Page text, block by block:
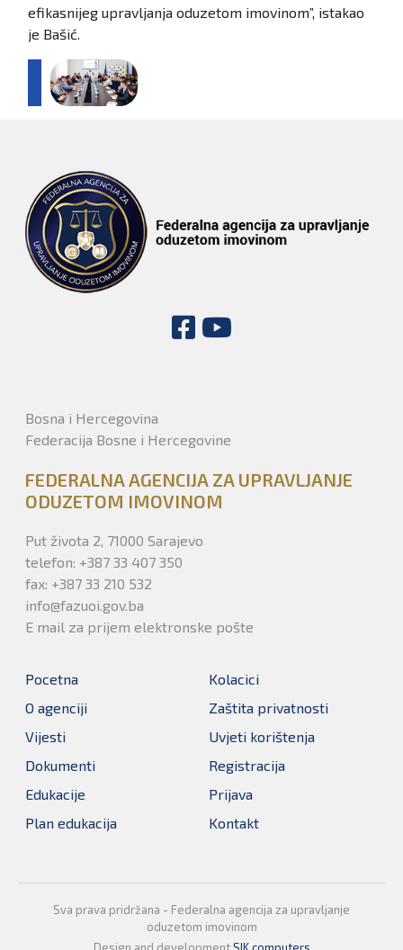
efikasnijeg upravljanja oduzetom imovinom”, istakao
je Bašić.
Bosna i Hercegovina
Federacija Bosne i Hercegovine
FEDERALNA AGENCIJA ZA UPRAVLJANJE
ODUZETOM IMOVINOM
Put života 2, 71000 Sarajevo
telefon: +387 33 407 350
fax: +387 33 210 532
info@fazuoi.gov.ba
E mail za prijem elektronske pošte
Pocetna
O agenciji
Vijesti
Dokumenti
Edukacije
Plan edukacija
Kolacici
Zaštita privatnosti
Uvjeti korištenja
Registracija
Prijava
Kontakt
Sva prava pridržana - Federalna agencija za upravljanje
oduzetom imovinom